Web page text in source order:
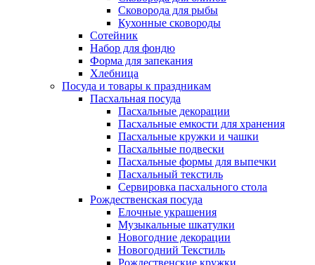
Сковорода для рыбы
Кухонные сковороды
Сотейник
Набор для фондю
Форма для запекания
Хлебница
Посуда и товары к праздникам
Пасхальная посуда
Пасхальные декорации
Пасхальные емкости для хранения
Пасхальные кружки и чашки
Пасхальные подвески
Пасхальные формы для выпечки
Пасхальный текстиль
Сервировка пасхального стола
Рождественская посуда
Елочные украшения
Музыкальные шкатулки
Новогодние декорации
Новогодний Текстиль
Рождественские кружки